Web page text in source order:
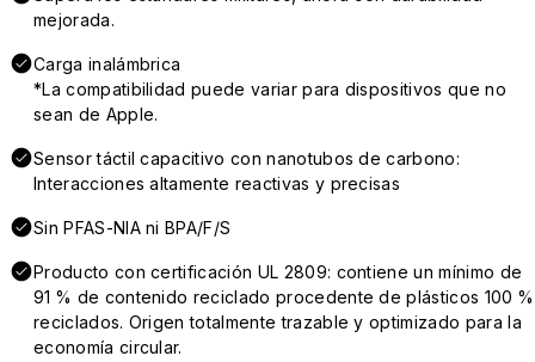
mejorada.
Carga inalámbrica
*La compatibilidad puede variar para dispositivos que no
sean de Apple.
Sensor táctil capacitivo con nanotubos de carbono:
Interacciones altamente reactivas y precisas
Sin PFAS-NIA ni BPA/F/S
Producto con certificación UL 2809: contiene un mínimo de
91 % de contenido reciclado procedente de plásticos 100 %
reciclados. Origen totalmente trazable y optimizado para la
economía circular.